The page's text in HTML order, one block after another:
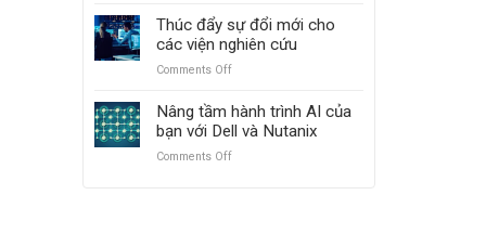
quyền
truy
PowerStore
nâng
tầm
thân
thiện
Thúc đẩy sự đổi mới cho
các viện nghiên cứu
Comments Off
đẩy
sự
Nâng tầm hành trình AI của
bạn với Dell và Nutanix
Comments Off